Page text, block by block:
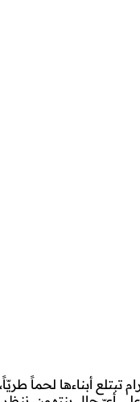
تبتلع أبناءها لحماً